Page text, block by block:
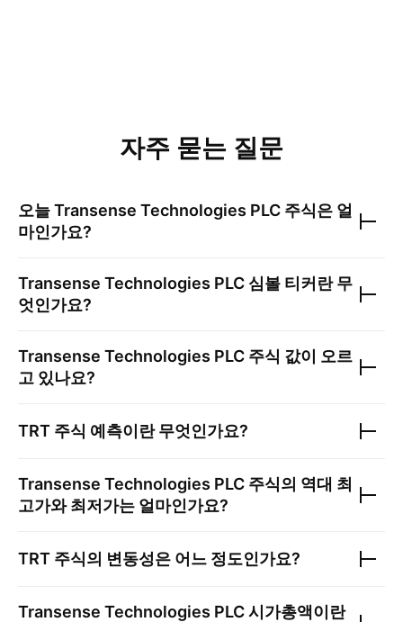
자주 묻는 질문
오늘Transense Technologies PLC 주식은 얼
마인가요?
Transense Technologies PLC 심볼 티커란 무
엇인가요?
Transense Technologies PLC 주식 값이 오르
고 있나요?
TRT 주식 예측이란 무엇인가요?
Transense Technologies PLC 주식의 역대 최
고가와 최저가는 얼마인가요?
TRT 주식의 변동성은 어느 정도인가요?
Transense Technologies PLC시가총액이란